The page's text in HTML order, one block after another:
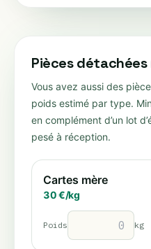
Pièces
Vous avez aussi des
poids estimé par type.
en complément d’un lot
pesé à réception.
Cartes mère
30€/kg
Poids kg